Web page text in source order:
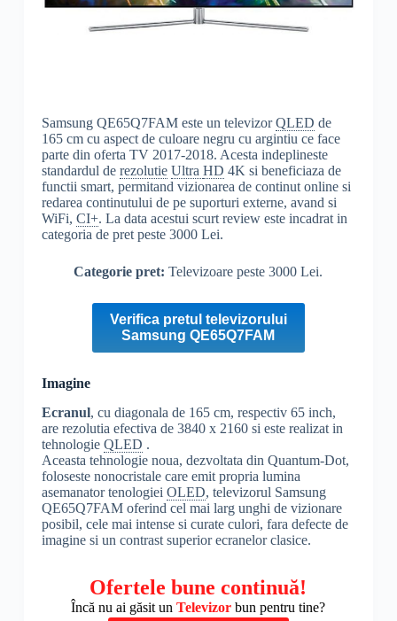
Samsung QE65Q7FAM este un televizorQLED de
165 cm cu aspect de culoare negru cu argintiu ce face
parte din oferta TV 2017-2018. Acesta indeplineste
standardul de rezolutie Ultra HD 4K si beneficiaza de
functii smart, permitand vizionarea de continut online si
redarea continutului de pe suporturi externe, avand si
WiFi, CI+. La data acestui scurt review este incadrat in
categoria de pret peste 3000 Lei.
Categorie pret:Televizoare peste 3000 Lei.
Verifica pretul televizorului
Samsung QE65Q7FAM
Imagine
Ecranul, cu diagonala de 165 cm, respectiv 65 inch,
are rezolutia efectiva de 3840 x 2160 si este realizat in
tehnologie QLED .
Aceasta tehnologie noua, dezvoltata din Quantum-Dot,
foloseste nonocristale care emit propria lumina
asemanator tenologiei OLED, televizorul Samsung
QE65Q7FAM oferind cel mai larg unghi de vizionare
posibil, cele mai intense si curate culori, fara defecte de
imagine si un contrast superior ecranelor clasice.
Ofertele bune continuă!
Încă nu ai găsit unTelevizorbun pentru tine?